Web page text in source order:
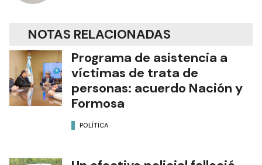
NOTAS RELACIONADAS
Programa de asistencia a
víctimas de trata de
personas: acuerdo Nación y
Formosa
POLÍTICA